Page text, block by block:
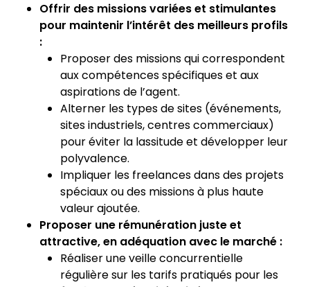
Offrir des missions variées et stimulantes
pour maintenir l’intérêt des meilleurs profils
:
Proposer des missions qui correspondent
aux compétences spécifiques et aux
aspirations de l’agent.
Alterner les types de sites (événements,
sites industriels, centres commerciaux)
pour éviter la lassitude et développer leur
polyvalence.
Impliquer les freelances dans des projets
spéciaux ou des missions à plus haute
valeur ajoutée.
Proposer une rémunération juste et
attractive, en adéquation avec le marché :
Réaliser une veille concurrentielle
régulière sur les tarifs pratiqués pour les